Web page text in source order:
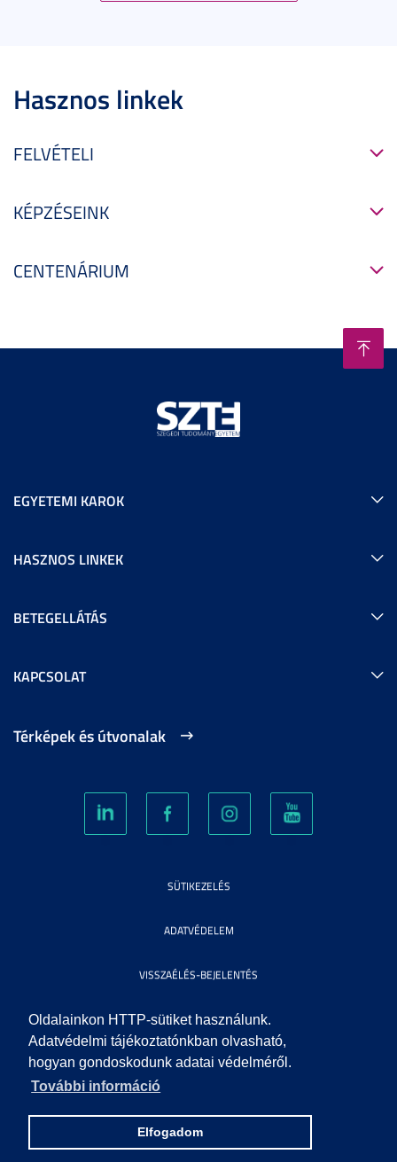
Oldalainkon HTTP-sütiket használunk.
Adatvédelmi tájékoztatónkban olvasható,
hogyan gondoskodunk adatai védelméről.
További információ
Elfogadom
Hasznos linkek
FELVÉTELI
KÉPZÉSEINK
CENTENÁRIUM
EGYETEMI KAROK
HASZNOS LINKEK
BETEGELLÁTÁS
KAPCSOLAT
Térképek és útvonalak
SÜTIKEZELÉS
ADATVÉDELEM
VISSZAÉLÉS-BEJELENTÉS
KÖZÉRDEKŰ ADATOK
IMPRESSZUM